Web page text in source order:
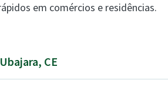
em comércios e residências.
CE